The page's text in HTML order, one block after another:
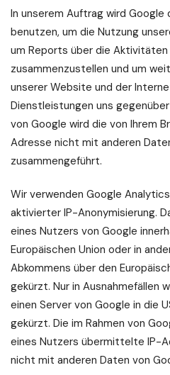
In unserem Auftrag wird Google
benutzen, um die Nutzung
um Reports über die
zusammenzustellen und um
unserer Website und der
Dienstleistungen uns
von Google wird die von Ihrem
Adresse nicht mit anderen
zusammengeführt.
Wir verwenden Google
aktivierter IP-Anonymisierung.
eines Nutzers von Google
Europäischen Union oder in
Abkommens über den
gekürzt. Nur in Ausnahmefällen
einen Server von Google in die
gekürzt. Die im Rahmen von
eines Nutzers übermittelte IP-
nicht mit anderen Daten von